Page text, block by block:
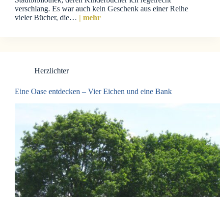
verschlang. Es war auch kein Geschenk aus einer Reihe
vieler Bücher, die… | mehr
Herzlichter
Eine Oase entdecken – Vier Eichen und eine Bank